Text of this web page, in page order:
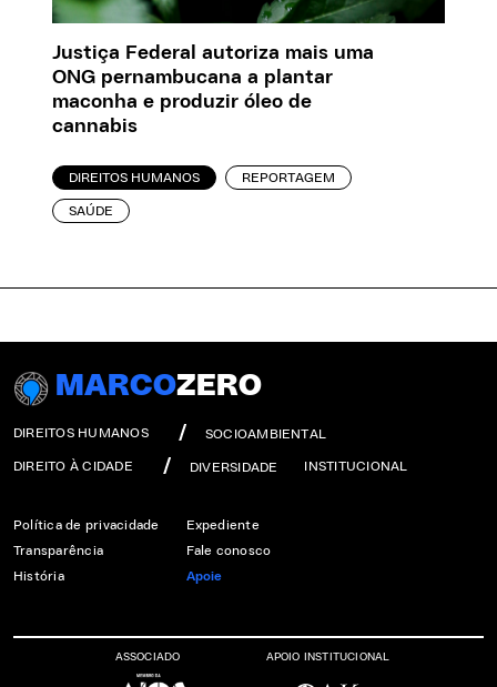
Justiça Federal autoriza mais uma
ONG pernambucana a plantar
maconha e produzir óleo de
cannabis
DIREITOS HUMANOS REPORTAGEM
SAÚDE
MARCOZERO
DIREITOS HUMANOS SOCIOAMBIENTAL
DIREITO À CIDADE DIVERSIDADE INSTITUCIONAL
Política de privacidade
Transparência
História
Expediente
Fale conosco
Apoie
ASSOCIADO APOIO INSTITUCIONAL